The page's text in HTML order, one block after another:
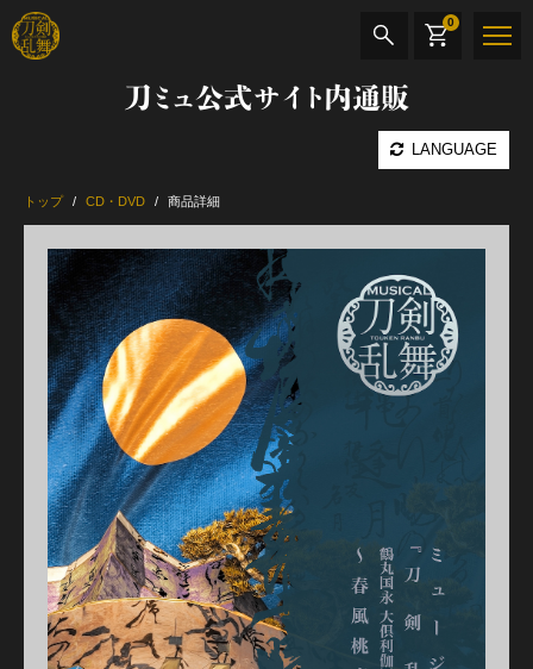
刀ミュ公式サイト内通販
LANGUAGE
0
CD・DVD BOOK その他
最新カテゴリー
加州清光 単騎出陣 極
髭切 単騎出陣 ～夢幻泡影～
江 おん すていじ かうんとだうんぱーてぃー
トップ CD・DVD 商品詳細